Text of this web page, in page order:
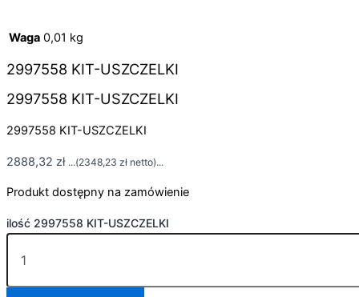
Waga 0,01 kg
2997558 KIT-USZCZELKI
2997558 KIT-USZCZELKI
2997558 KIT-USZCZELKI
2888,32 zł ...(2348,23 zł netto)...
Produkt dostępny na zamówienie
ilość 2997558 KIT-USZCZELKI